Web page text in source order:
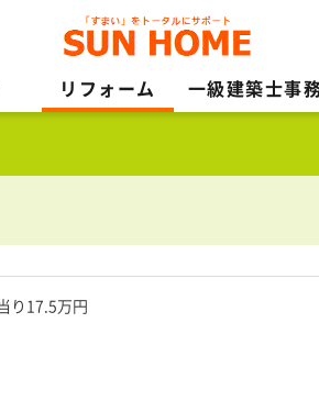
リフォーム 一級建築士事
り17.5万円